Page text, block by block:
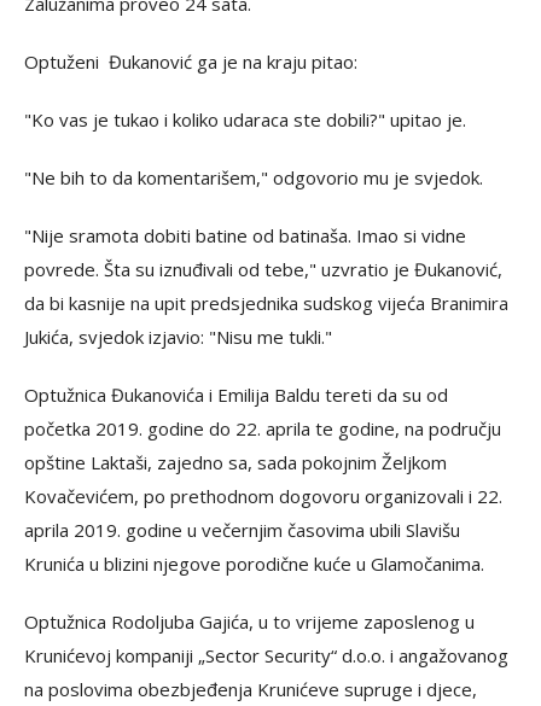
Optuženi Đukanović ga je na kraju pitao:
"Ko vas je tukao i koliko udaraca ste dobili?" upitao je.
"Ne bih to da komentarišem," odgovorio mu je svjedok.
"Nije sramota dobiti batine od batinaša. Imao si vidne
povrede. Šta su iznuđivali od tebe," uzvratio je Đukanović,
da bi kasnije na upit predsjednika sudskog vijeća Branimira
Jukića, svjedok izjavio: "Nisu me tukli."
Optužnica Đukanovića i Emilija Baldu tereti da su od
početka 2019. godine do 22. aprila te godine, na području
opštine Laktaši, zajedno sa, sada pokojnim Željkom
Kovačevićem, po prethodnom dogovoru organizovali i 22.
aprila 2019. godine u večernjim časovima ubili Slavišu
Krunića u blizini njegove porodične kuće u Glamočanima.
Optužnica Rodoljuba Gajića, u to vrijeme zaposlenog u
Krunićevoj kompaniji „Sector Security“ d.o.o. i angažovanog
na poslovima obezbjeđenja Krunićeve supruge i djece,